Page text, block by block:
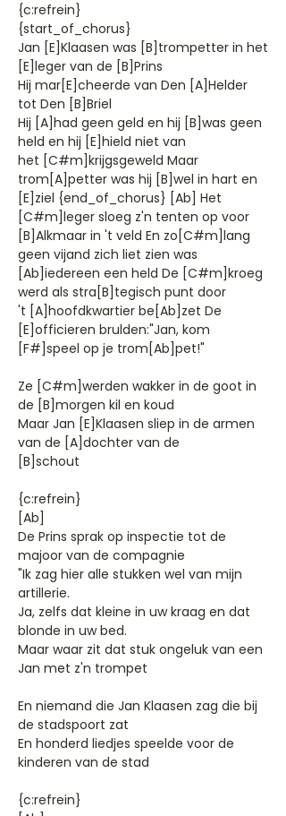
{c:refrein}
{start_of_chorus}
Jan [E]Klaasen was [B]trompetter in het
[E]leger van de [B]Prins
Hij mar[E]cheerde van Den [A]Helder
tot Den [B]Briel
Hij [A]had geen geld en hij [B]was geen
held en hij [E]hield niet van
het [C#m]krijgsgeweld Maar
trom[A]petter was hij [B]wel in hart en
[E]ziel {end_of_chorus} [Ab] Het
[C#m]leger sloeg z'n tenten op voor
[B]Alkmaar in 't veld En zo[C#m]lang
geen vijand zich liet zien was
[Ab]iedereen een held De [C#m]kroeg
werd als stra[B]tegisch punt door
't [A]hoofdkwartier be[Ab]zet De
[E]officieren brulden:"Jan, kom
[F#]speel op je trom[Ab]pet!"
Ze [C#m]werden wakker in de goot in
de [B]morgen kil en koud
Maar Jan [E]Klaasen sliep in de armen
van de [A]dochter van de
[B]schout
{c:refrein}
[Ab]
De Prins sprak op inspectie tot de
majoor van de compagnie
"Ik zag hier alle stukken wel van mijn
artillerie.
Ja, zelfs dat kleine in uw kraag en dat
blonde in uw bed.
Maar waar zit dat stuk ongeluk van een
Jan met z'n trompet
En niemand die Jan Klaasen zag die bij
de stadspoort zat
En honderd liedjes speelde voor de
kinderen van de stad
{c:refrein}